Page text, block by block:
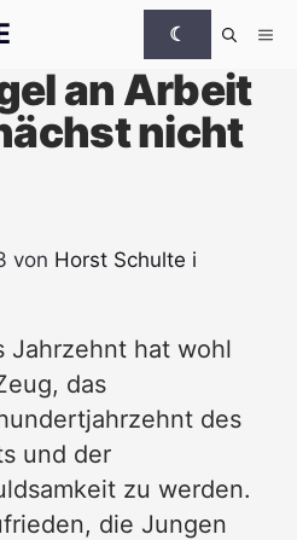
☾
an Arbeit
nicht
von Horst Schulte i
Jahrzehnt hat wohl
das
des
und der
zu werden.
die Jungen